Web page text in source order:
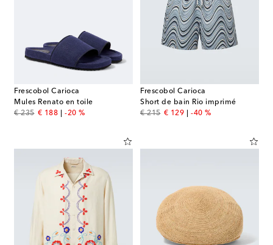
Frescobol Carioca
Mules Renato en toile
€ 235
original price
€ 188
discount price
-20 %
Frescobol Carioca
Short de bain Rio imprimé
€ 215
original price
€ 129
discount price
-40 %